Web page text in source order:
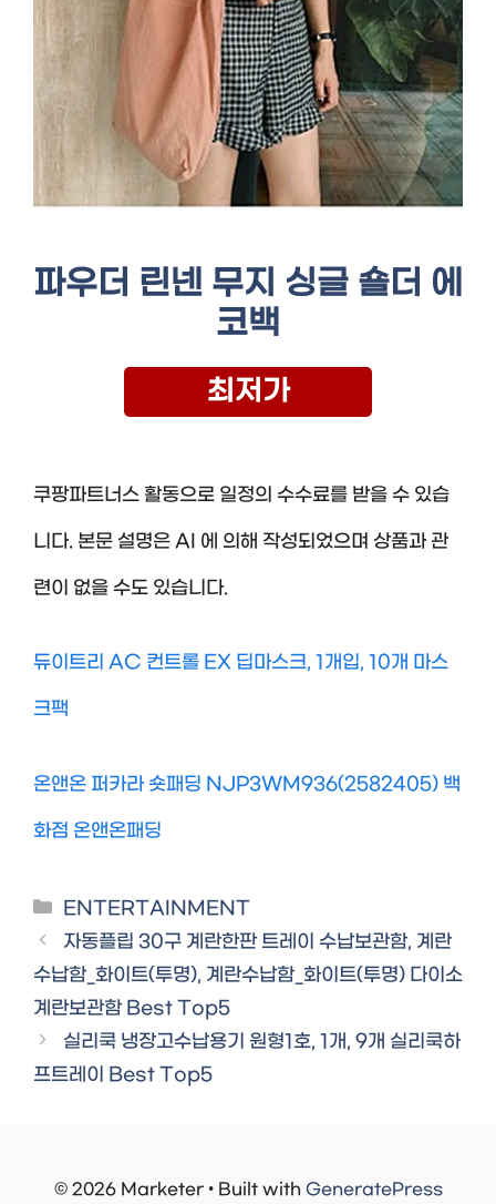
파우더 린넨 무지 싱글 숄더 에
코백
최저가
쿠팡파트너스 활동으로 일정의 수수료를 받을 수 있습
니다. 본문 설명은 AI 에 의해 작성되었으며 상품과 관
련이 없을 수도 있습니다.
듀이트리 AC 컨트롤 EX 딥마스크, 1개입, 10개 마스
크팩
온앤온 퍼카라 숏패딩 NJP3WM936(2582405) 백
화점 온앤온패딩
Categories
ENTERTAINMENT
자동플립 30구 계란한판 트레이 수납보관함, 계란
수납함_화이트(투명), 계란수납함_화이트(투명) 다이소
계란보관함 Best Top5
실리쿡 냉장고수납용기 원형1호, 1개, 9개 실리쿡하
프트레이 Best Top5
© 2026 Marketer • Built with GeneratePress